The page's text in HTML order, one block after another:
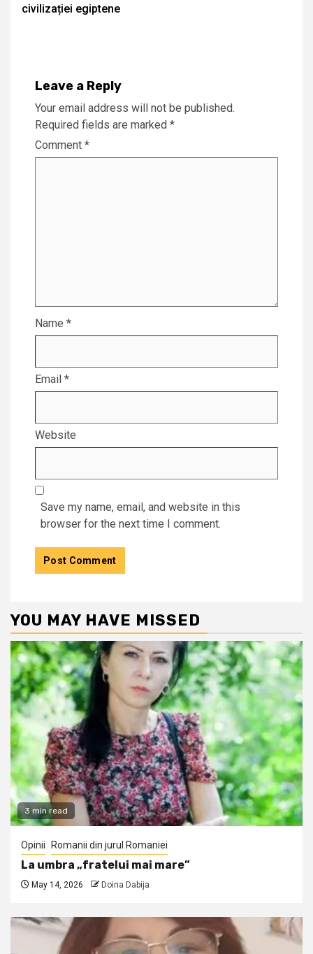
civilizației egiptene
Leave a Reply
Your email address will not be published.
Required fields are marked *
Comment *
Name *
Email *
Website
Save my name, email, and website in this
browser for the next time I comment.
YOU MAY HAVE MISSED
3 min read
Opinii Romanii din jurul Romaniei
La umbra „fratelui mai mare”
May 14, 2026 Doina Dabija